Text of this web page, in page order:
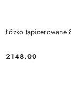
Łóżko tapicerowane
Cena:
2148.00